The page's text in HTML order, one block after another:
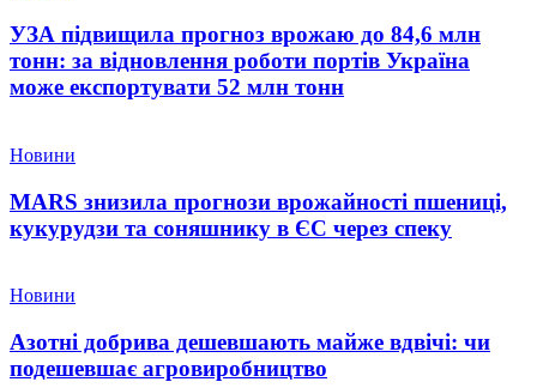
УЗА підвищила прогноз врожаю до 84,6 млн
тонн: за відновлення роботи портів Україна
може експортувати 52 млн тонн
Новини
MARS знизила прогнози врожайності пшениці,
кукурудзи та соняшнику в ЄС через спеку
Новини
Азотні добрива дешевшають майже вдвічі: чи
подешевшає агровиробництво